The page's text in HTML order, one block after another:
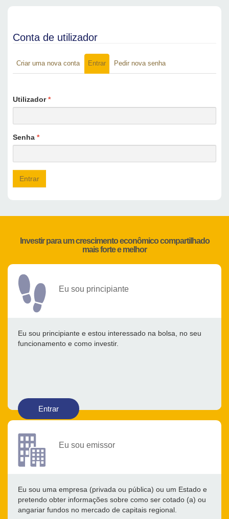
Conta de utilizador
Separadores primários
Criar uma nova conta Entrar (separador
ativo)
Pedir nova senha
Utilizador*
Senha *
Entrar
Investir para um crescimento econômico compartilhado
mais forte e melhor
Eu sou principiante
Eu sou principiante e estou interessado na bolsa, no seu
funcionamento e como investir.
Entrar
Eu sou emissor
Eu sou uma empresa (privada ou pública) ou um Estado e
pretendo obter informações sobre como ser cotado (a) ou
angariar fundos no mercado de capitais regional.